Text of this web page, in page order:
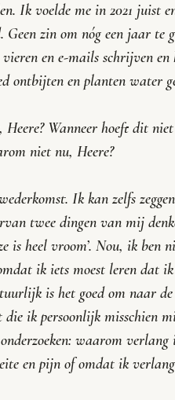
Ik voelde me in 2021 juist
Geen zin om nóg een jaar te
en e-mails schrijven
ontbijten en planten water
Wanneer hoeft dit
niet nu, Heere?
Ik kan zelfs
twee dingen van mij
is heel vroom’. Nou, ik
ik iets moest leren dat ik
is het goed om naar de
die ik persoonlijk misschien
waarom
en pijn of omdat ik